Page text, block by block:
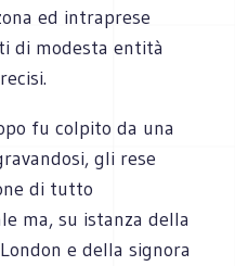
ed intraprese
di modesta entità
fu colpito da una
gli rese
di tutto
ma, su istanza della
e della signora